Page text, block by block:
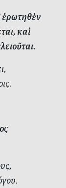
καὶ